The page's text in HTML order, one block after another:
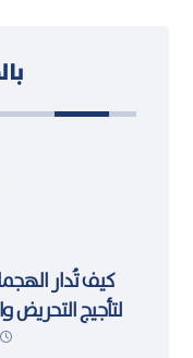
كيف تُدار
لتأجيج التحريض